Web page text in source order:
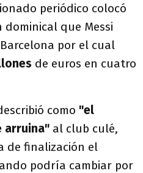
periódico colocó
que Messi
por el cual
de euros en cuatro
como "el
arruina" al club culé,
de finalización el
podría cambiar por